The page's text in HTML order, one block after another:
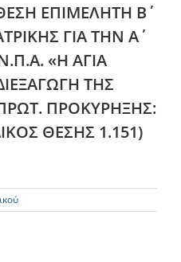
ΕΠΙΜΕΛΗΤΗ Β΄
ΓΙΑ ΤΗΝ Α΄
«Η ΑΓΙΑ
ΤΗΣ
ΠΡΟΚΥΡΗΞΗΣ:
ΘΕΣΗΣ 1.151)